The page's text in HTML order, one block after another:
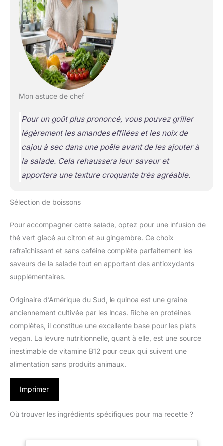
Mon astuce de chef
Pour un goût plus prononcé, vous pouvez griller
légèrement les amandes effilées et les noix de
cajou à sec dans une poêle avant de les ajouter à
la salade. Cela rehaussera leur saveur et
apportera une texture croquante très agréable.
Sélection de boissons
Pour accompagner cette salade, optez pour une infusion de
thé vert glacé au citron et au gingembre. Ce choix
rafraîchissant et sans caféine complète parfaitement les
saveurs de la salade tout en apportant des antioxydants
supplémentaires.
Originaire d’Amérique du Sud, le quinoa est une graine
anciennement cultivée par les Incas. Riche en protéines
complètes, il constitue une excellente base pour les plats
vegan. La levure nutritionnelle, quant à elle, est une source
inestimable de vitamine B12 pour ceux qui suivent une
alimentation sans produits animaux.
Imprimer
Où trouver les ingrédients spécifiques pour ma recette ?